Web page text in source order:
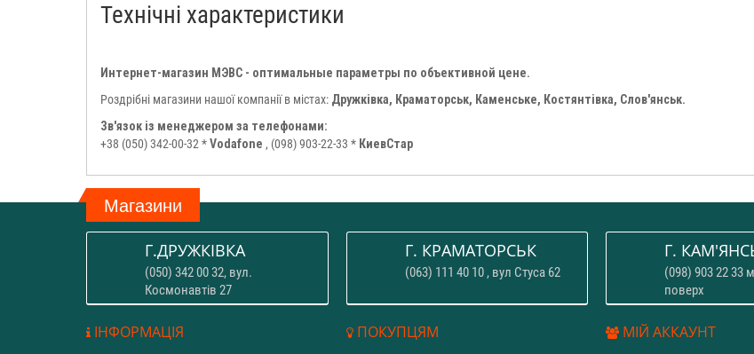
Технічні характеристики
Интернет-магазин МЭВС - оптимальные параметры по объективной цене.
Роздрібні магазини нашої компанії в містах: Дружківка, Краматорськ, Каменське, Костянтівка, Слов'янськ.
Зв'язок із менеджером за телефонами:
+38 (050) 342-00-32 *Vodafone , (098) 903-22-33 * КиевСтар
Магазини
Г.ДРУЖКІВКА
(050) 342 00 32, вул.
Космонавтів 27
Г. КРАМАТОРСЬК
(063) 111 40 10 , вул Стуса 62
Г.
(098) 903 22 33
поверх
ІНФОРМАЦІЯ ПОКУПЦЯМ МІЙ АККАУНТ